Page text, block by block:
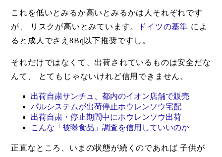
これを低いとみるか高いとみるかは人それぞれです
が、 リスクが高いとみています。
ドイツの基準 によ
ると成人でさえ8Bq以下推奨ですし。
それだけではなくて、出荷されているものは安全だな
んて、 とてもじゃないけれど信用できません。
出荷自粛サンチュ、都内のイオン店舗で販売
パルシステムが出荷停止ホウレンソウ宅配
出荷自粛・停止期間中にホウレンソウ出荷
こんな「被曝食品」調査を信用していいのか
正直なところ、いまの状態が続くのであれば 子供が